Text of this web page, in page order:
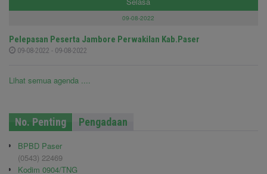
09-08-2022
Pelepasan Peserta Jambore Perwakilan Kab.Paser
09-08-2022 - 09-08-2022
Lihat semua agenda ....
No. Penting Pengadaan
BPBD Paser
(0543) 22469
Kodim 0904/TNG